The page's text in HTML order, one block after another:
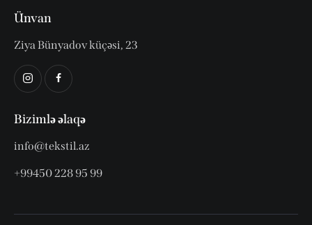
Ünvan
Ziya Bünyadov küçəsi, 23
Bizimlə əlaqə
info@tekstil.az
+99450 228 95 99